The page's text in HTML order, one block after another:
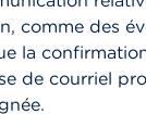
comme des
la
de courriel